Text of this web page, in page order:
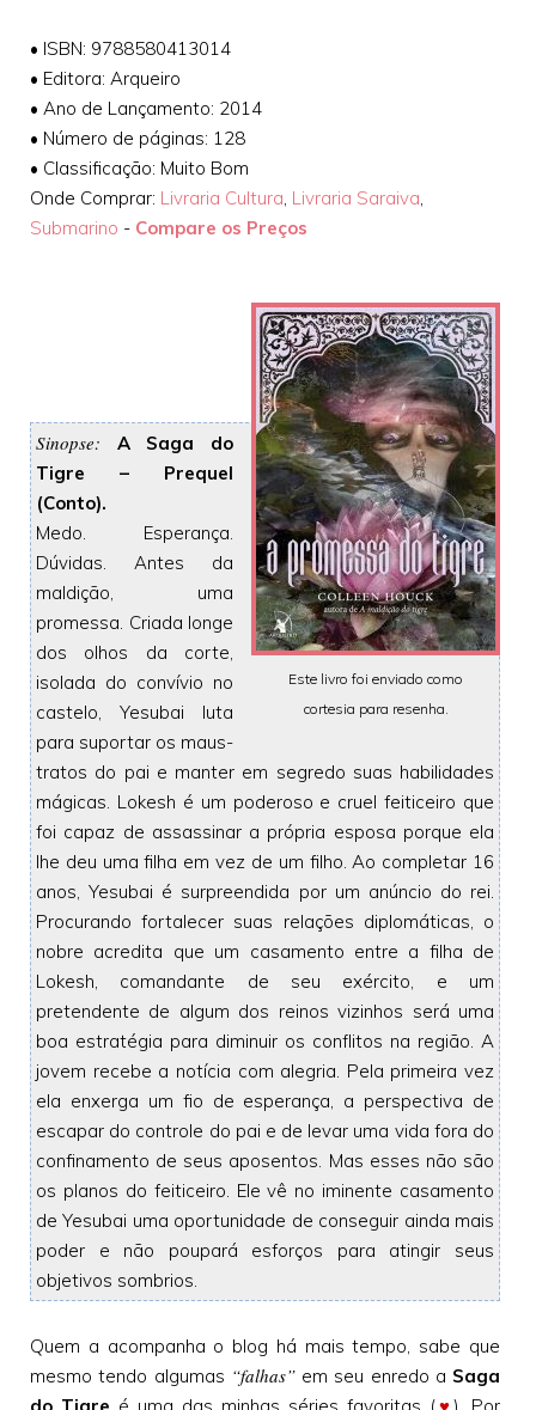
• ISBN: 9788580413014
• Editora: Arqueiro
• Ano de Lançamento: 2014
• Número de páginas: 128
• Classificação: Muito Bom
Onde Comprar: Livraria Cultura, Livraria Saraiva,
Submarino - Compare os Preços
Este livro foi enviado como
cortesia para resenha.
Sinopse:
A Saga do
Tigre – Prequel
(Conto).
Medo. Esperança.
Dúvidas. Antes da
maldição, uma
promessa. Criada longe
dos olhos da corte,
isolada do convívio no
castelo, Yesubai luta
para suportar os maus-
tratos do pai e manter em segredo suas habilidades
mágicas. Lokesh é um poderoso e cruel feiticeiro que
foi capaz de assassinar a própria esposa porque ela
lhe deu uma filha em vez de um filho. Ao completar 16
anos, Yesubai é surpreendida por um anúncio do rei.
Procurando fortalecer suas relações diplomáticas, o
nobre acredita que um casamento entre a filha de
Lokesh, comandante de seu exército, e um
pretendente de algum dos reinos vizinhos será uma
boa estratégia para diminuir os conflitos na região. A
jovem recebe a notícia com alegria. Pela primeira vez
ela enxerga um fio de esperança, a perspectiva de
escapar do controle do pai e de levar uma vida fora do
confinamento de seus aposentos. Mas esses não são
os planos do feiticeiro. Ele vê no iminente casamento
de Yesubai uma oportunidade de conseguir ainda mais
poder e não poupará esforços para atingir seus
objetivos sombrios.
Quem a acompanha o blog há mais tempo, sabe que
mesmo tendo algumas “falhas”em seu enredo a Saga